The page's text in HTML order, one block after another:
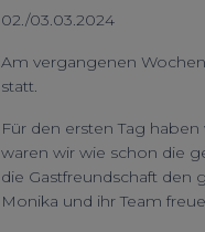
02./03.03.2024
Am vergangenen
statt.
Für den ersten Tag
waren wir wie schon die
die Gastfreundschaft den
Monika und ihr Team